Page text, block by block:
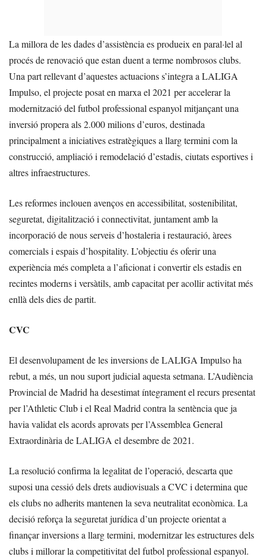
La millora de les dades d’assistència es produeix en paral·lel al
procés de renovació que estan duent a terme nombrosos clubs.
Una part rellevant d’aquestes actuacions s’integra a LALIGA
Impulso, el projecte posat en marxa el 2021 per accelerar la
modernització del futbol professional espanyol mitjançant una
inversió propera als 2.000 milions d’euros, destinada
principalment a iniciatives estratègiques a llarg termini com la
construcció, ampliació i remodelació d’estadis, ciutats esportives i
altres infraestructures.
Les reformes inclouen avenços en accessibilitat, sostenibilitat,
seguretat, digitalització i connectivitat, juntament amb la
incorporació de nous serveis d’hostaleria i restauració, àrees
comercials i espais d’hospitality. L’objectiu és oferir una
experiència més completa a l’aficionat i convertir els estadis en
recintes moderns i versàtils, amb capacitat per acollir activitat més
enllà dels dies de partit.
CVC
El desenvolupament de les inversions de LALIGA Impulso ha
rebut, a més, un nou suport judicial aquesta setmana. L’Audiència
Provincial de Madrid ha desestimat íntegrament el recurs presentat
per l’Athletic Club i el Real Madrid contra la sentència que ja
havia validat els acords aprovats per l’Assemblea General
Extraordinària de LALIGA el desembre de 2021.
La resolució confirma la legalitat de l’operació, descarta que
suposi una cessió dels drets audiovisuals a CVC i determina que
els clubs no adherits mantenen la seva neutralitat econòmica. La
decisió reforça la seguretat jurídica d’un projecte orientat a
finançar inversions a llarg termini, modernitzar les estructures dels
clubs i millorar la competitivitat del futbol professional espanyol.